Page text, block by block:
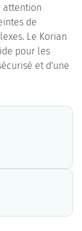
attention
de
Le Korian
pour les
et d'une